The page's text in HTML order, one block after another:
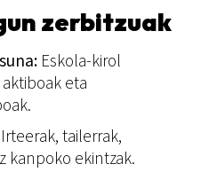
zerbitzuak
Eskola-kirol
eta
Irteerak, tailerrak,
kanpoko ekintzak.